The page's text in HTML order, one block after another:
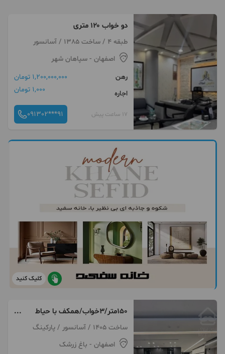
دو خواب ۱۲۰ متری
طبقه 4 / ساخت 1385 / آسانسور
اصفهان - سپاهان شهر
رهن
1,200,000,000 تومان
اجاره
1,000 تومان
17 ساعت پیش 091302***91
کلیک کنید
۱۵۰متر/۳خواب/همکف با حیاط
اختصاصی/صفر کلیدنخورده
ساخت 1405 / آسانسور / پارکینگ
اصفهان - باغ زرشک